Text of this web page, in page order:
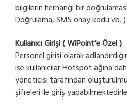
bilgilerin herhangi bir
Doğrulama, SMS onay kodu vb. )
Kullanıcı Girişi ( WiPoint’e Özel )
Personel girişi olarak
ise kullanıcılar Hotspot ağına
yöneticisi tarafından
şifreleri ile giriş